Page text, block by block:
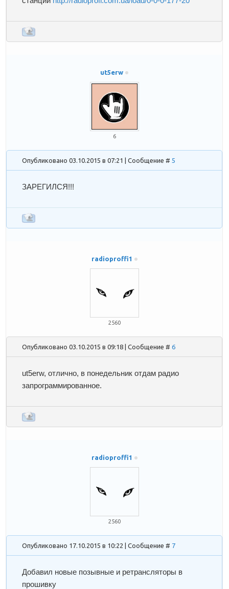
ut5erw
6
Опубликовано 03.10.2015 в 07:21 | Сообщение #5
ЗАРЕГИЛСЯ!!!
radioproffi1
2560
Опубликовано 03.10.2015 в 09:18 | Сообщение #6
ut5erw, отлично, в понедельник отдам радио
запрограммированное.
radioproffi1
2560
Опубликовано 17.10.2015 в 10:22 | Сообщение # 7
Добавил новые позывные и ретрансляторы в
прошивку